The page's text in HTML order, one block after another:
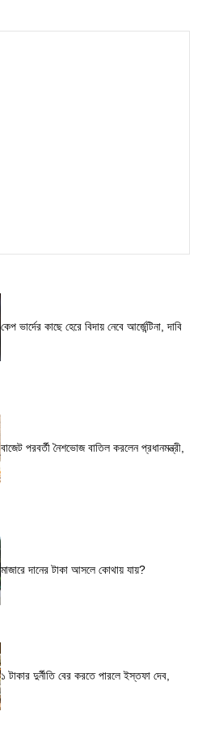
কেপ ভার্দের কাছে হেরে বিদায় নেবে আর্জেন্টিনা, দাবি
বাজেট পরবর্তী নৈশভোজ বাতিল করলেন প্রধানমন্ত্রী,
মাজারে দানের টাকা আসলে কোথায় যায়?
১ টাকার দুর্নীতি বের করতে পারলে ইস্তফা দেব,